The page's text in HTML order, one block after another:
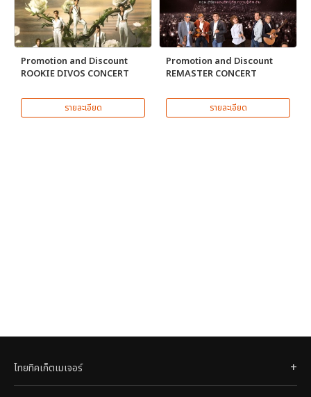
Promotion and Discount
ROOKIE DIVOS CONCERT
รายละเอียด
Promotion and Discount
REMASTER CONCERT
รายละเอียด
ไทยทิคเก็ตเมเจอร์